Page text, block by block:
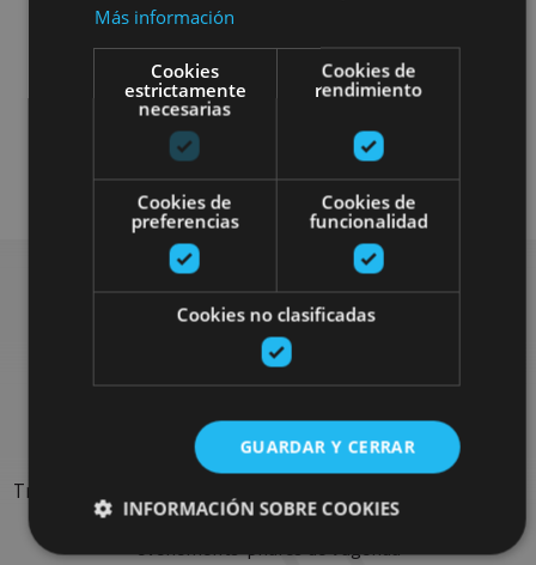
Senderismo y montaña
Visitas guiadas Accesibilidad física
Rechercher plus de
sorties
Trouvez des sorties et des propositions pour compléter votre
séjour en Navarre : activités organisées, visites et les
évènements-phares de l'agenda
Más información
Cookies
estrictamente
necesarias
Cookies de
rendimiento
Cookies de
preferencias
Cookies de
funcionalidad
Cookies no clasificadas
GUARDAR Y CERRAR
INFORMACIÓN SOBRE COOKIES